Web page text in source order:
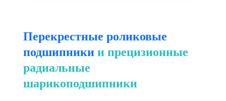
Перекрестные роликовые
подшипники и прецизионные
радиальные
шарикоподшипники